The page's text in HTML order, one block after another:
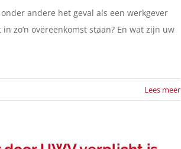
andere het geval als een werkgever
zo’n overeenkomst staan? En wat zijn uw
Lees meer